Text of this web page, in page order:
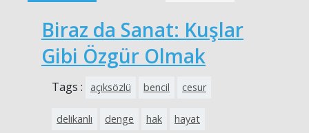
Biraz da Sanat: Kuşlar
Gibi Özgür Olmak
Tags : açıksözlü bencil cesur
delikanlı denge hak hayat